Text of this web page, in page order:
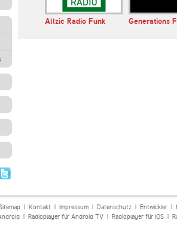
Allzic Radio Funk Generations
| Kontakt| Impressum| Datenschutz| Entwickler|
| Radioplayer für Android TV| Radioplayer für iOS|